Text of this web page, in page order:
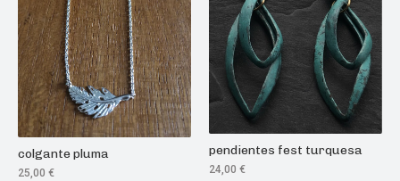
colgante pluma
25,00 €
pendientes fest turquesa
24,00 €